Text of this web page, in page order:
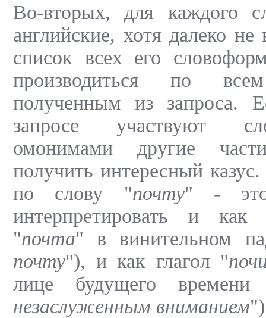
Во-вторых, для каждого
английские, хотя далеко не
список всех его
производиться по
полученным из запроса.
запросе участвуют
омонимами другие
получить интересный
по слову "почту" - это
интерпретировать и как
"почта" в винительном
почту"), и как глагол "
лице будущего
незаслуженным вниманием